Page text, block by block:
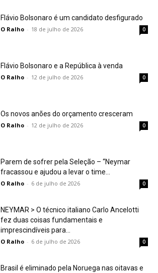
Flávio Bolsonaro é um candidato desfigurado
O Ralho - 18 de julho de 2026 0
Flávio Bolsonaro e a República à venda
O Ralho - 12 de julho de 2026 0
Os novos anões do orçamento cresceram
O Ralho - 12 de julho de 2026 0
Parem de sofrer pela Seleção – “Neymar
fracassou e ajudou a levar o time...
O Ralho - 6 de julho de 2026 0
NEYMAR > O técnico italiano Carlo Ancelotti
fez duas coisas fundamentais e
imprescindíveis para...
O Ralho - 6 de julho de 2026 0
Brasil é eliminado pela Noruega nas oitavas e